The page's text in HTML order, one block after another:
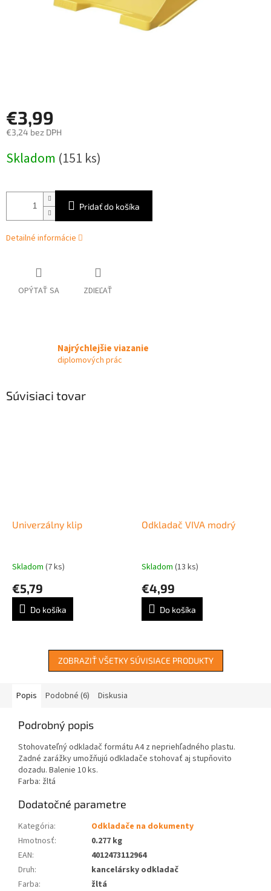
€3,99
€3,24 bez DPH
cena:
Skladom (151 ks)
Pridať do košíka
Detailné informácie
OPÝTAŤ SA ZDIEĽAŤ
Najrýchlejšie viazanie
diplomových prác
Súvisiaci tovar
Univerzálny klip
Skladom (7 ks)
€5,79
Do košíka
Odkladač VIVA modrý
Skladom (13 ks)
€4,99
Do košíka
ZOBRAZIŤ VŠETKY SÚVISIACE PRODUKTY
Popis Podobné (6) Diskusia
Podrobný popis
Stohovateľný odkladač formátu A4 z nepriehľadného plastu.
Zadné zarážky umožňujú odkladače stohovať aj stupňovito
dozadu. Balenie 10 ks.
Farba: žltá
Dodatočné parametre
Kategória:
Odkladače na dokumenty
Hmotnosť:
0.277 kg
EAN:
4012473112964
Druh:
kancelársky odkladač
Farba:
žltá